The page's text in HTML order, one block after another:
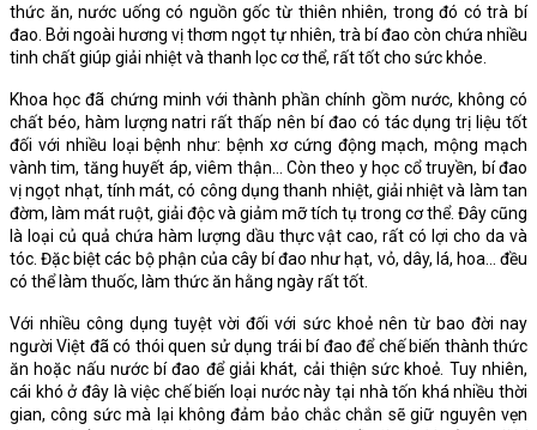
thức ăn, nước uống có nguồn gốc từ thiên nhiên, trong đó có trà bí
đao. Bởi ngoài hương vị thơm ngọt tự nhiên, trà bí đao còn chứa nhiều
tinh chất giúp giải nhiệt và thanh lọc cơ thể, rất tốt cho sức khỏe.
Khoa học đã chứng minh với thành phần chính gồm nước, không có
chất béo, hàm lượng natri rất thấp nên bí đao có tác dụng trị liệu tốt
đối với nhiều loại bệnh như: bệnh xơ cứng động mạch, mộng mạch
vành tim, tăng huyết áp, viêm thận… Còn theo y học cổ truyền, bí đao
vị ngọt nhạt, tính mát, có công dụng thanh nhiệt, giải nhiệt và làm tan
đờm, làm mát ruột, giải độc và giảm mỡ tích tụ trong cơ thể. Đây cũng
là loại củ quả chứa hàm lượng dầu thực vật cao, rất có lợi cho da và
tóc. Đặc biệt các bộ phận của cây bí đao như hạt, vỏ, dây, lá, hoa… đều
có thể làm thuốc, làm thức ăn hằng ngày rất tốt.
Với nhiều công dụng tuyệt vời đối với sức khoẻ nên từ bao đời nay
người Việt đã có thói quen sử dụng trái bí đao để chế biến thành thức
ăn hoặc nấu nước bí đao để giải khát, cải thiện sức khoẻ. Tuy nhiên,
cái khó ở đây là việc chế biến loại nước này tại nhà tốn khá nhiều thời
gian, công sức mà lại không đảm bảo chắc chắn sẽ giữ nguyên vẹn